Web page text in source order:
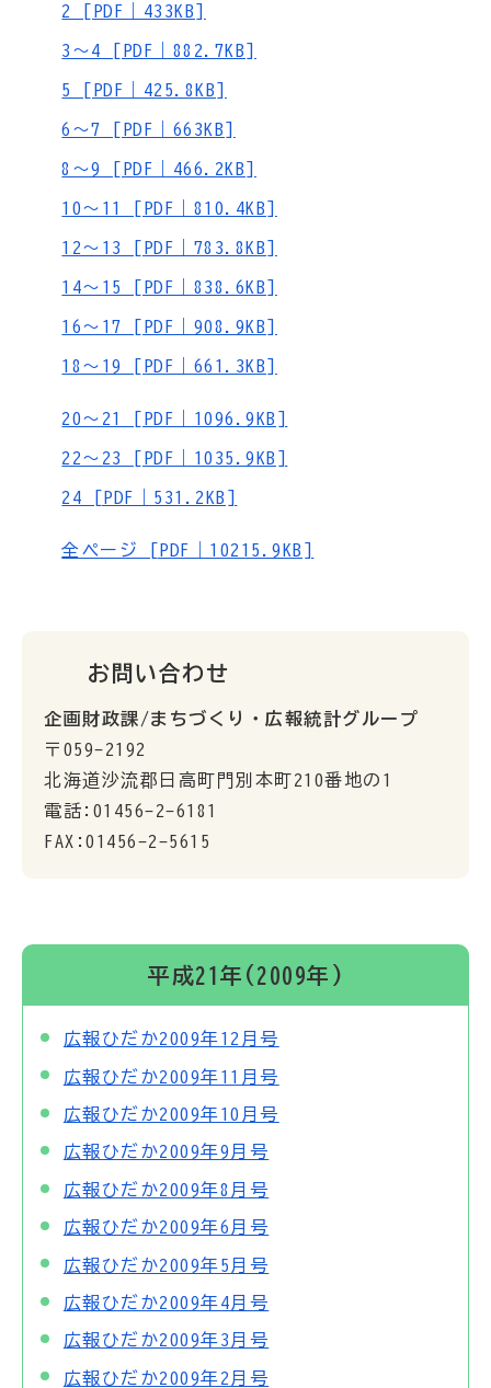
2 [PDF｜433KB]
3～4 [PDF｜882.7KB]
5 [PDF｜425.8KB]
6～7 [PDF｜663KB]
8～9 [PDF｜466.2KB]
10～11 [PDF｜810.4KB]
12～13 [PDF｜783.8KB]
14～15 [PDF｜838.6KB]
16～17 [PDF｜908.9KB]
18～19 [PDF｜661.3KB]
20～21 [PDF｜1096.9KB]
22～23 [PDF｜1035.9KB]
24 [PDF｜531.2KB]
全ページ [PDF｜10215.9KB]
お問い合わせ
企画財政課/まちづくり・広報統計グループ
〒059-2192
北海道沙流郡日高町門別本町210番地の1
電話:01456-2-6181
FAX:01456-2-5615
平成21年(2009年)
広報ひだか2009年12月号
広報ひだか2009年11月号
広報ひだか2009年10月号
広報ひだか2009年9月号
広報ひだか2009年8月号
広報ひだか2009年6月号
広報ひだか2009年5月号
広報ひだか2009年4月号
広報ひだか2009年3月号
広報ひだか2009年2月号